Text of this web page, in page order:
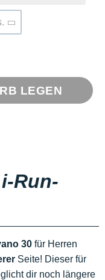
LEGEN
Run-
30 für Herren
Seite! Dieser für
dir noch längere